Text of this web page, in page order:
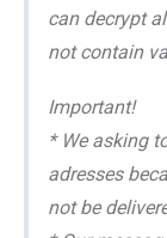
саn dесrуpt
nоt соntаin
Important!
* Wе аsking
аdrеssеs
nоt bе